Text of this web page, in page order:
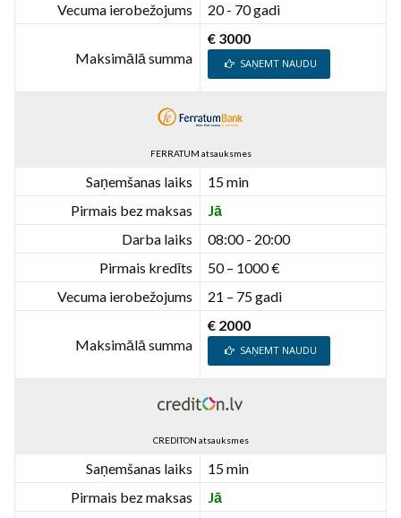
Vecuma ierobežojums
20 - 70 gadi
Maksimālā summa
€ 3000
SAŅEMT NAUDU
FERRATUM atsauksmes
Saņemšanas laiks
15 min
Pirmais bez maksas
Jā
Darba laiks
08:00 - 20:00
Pirmais kredīts
50 – 1000 €
Vecuma ierobežojums
21 – 75 gadi
Maksimālā summa
€ 2000
SAŅEMT NAUDU
CREDITON atsauksmes
Saņemšanas laiks
15 min
Pirmais bez maksas
Jā